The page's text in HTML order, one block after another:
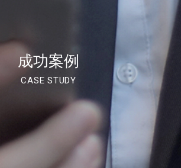
成功案例
CASE STUDY